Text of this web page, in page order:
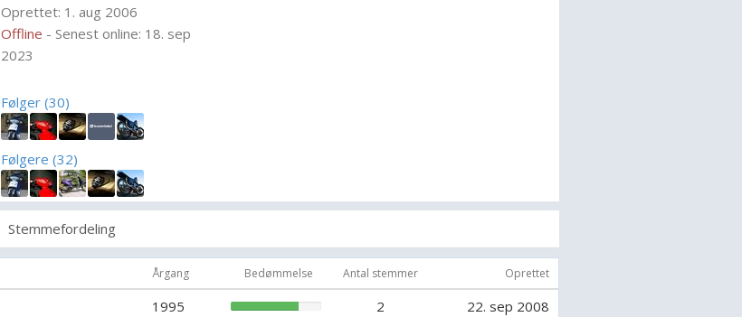
Oprettet: 1. aug 2006
Offline - Senest online: 18. sep
2023
Følger (30)
Følgere (32)
Stemmefordeling
Årgang Bedømmelse Antal stemmer Oprettet
1995 2 22. sep 2008